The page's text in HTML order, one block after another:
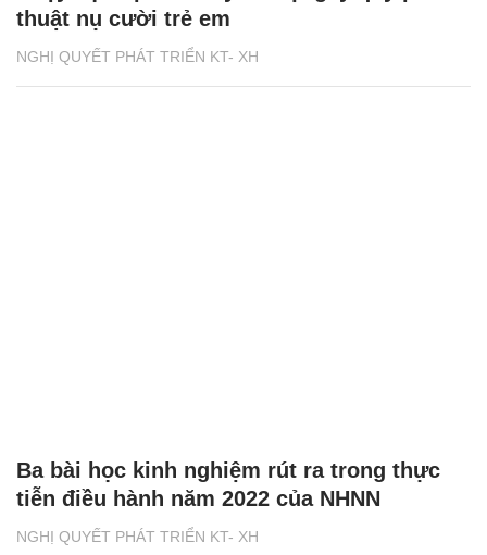
NGHỊ QUYẾT PHÁT TRIỂN KT- XH
thuật nụ cười trẻ em
NGHỊ QUYẾT PHÁT TRIỂN KT- XH
Ba bài học kinh nghiệm rút ra trong thực
tiễn điều hành năm 2022 của NHNN